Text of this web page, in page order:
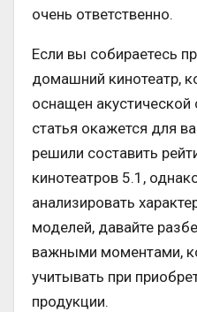
очень ответственно.
Если вы собираетесь
домашний кинотеатр,
оснащен акустической
статья окажется для
решили составить
кинотеатров 5.1,
анализировать
моделей, давайте
важными моментами,
учитывать при
продукции.